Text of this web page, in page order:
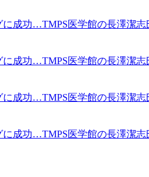
成功…TMPS医学館の長澤潔
に成功…TMPS医学館の長澤潔
に成功…TMPS医学館の長澤潔
に成功…TMPS医学館の長澤潔